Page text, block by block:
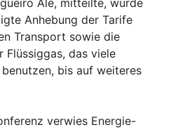
Anhebung der Tarife
Transport sowie die
Flüssiggas, das viele
bis auf weiteres
verwies Energie-